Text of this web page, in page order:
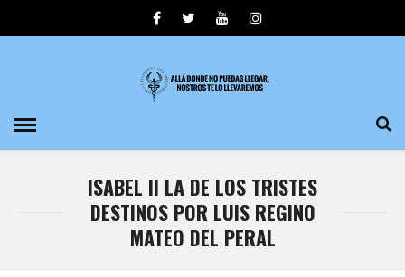
ISABEL II LA DE LOS TRISTES
DESTINOS POR LUIS REGINO
MATEO DEL PERAL